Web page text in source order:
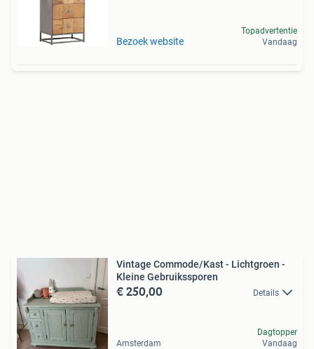
Bezoek website
Topadvertentie
Vandaag
Vintage Commode/Kast - Lichtgroen -
Kleine Gebruikssporen
€ 250,00 Details
Amsterdam
Dagtopper
Vandaag